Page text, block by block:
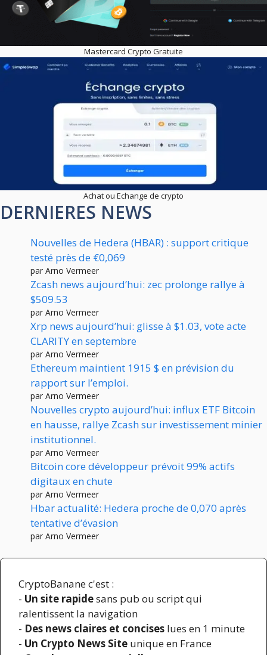
Mastercard Crypto Gratuite
Achat ou Echange de crypto
DERNIERES NEWS
Nouvelles de Hedera (HBAR) : support critique
testé près de €0,069
par Arno Vermeer
Zcash news aujourd’hui: zec prolonge rallye à
$509.53
par Arno Vermeer
Xrp news aujourd’hui: glisse à $1.03, vote acte
CLARITY en septembre
par Arno Vermeer
Ethereum maintient 1915 $ en prévision du
rapport sur l’emploi.
par Arno Vermeer
Nouvelles crypto aujourd’hui: influx ETF Bitcoin
en hausse, rallye Zcash sur investissement minier
institutionnel.
par Arno Vermeer
Bitcoin core développeur prévoit 99% actifs
digitaux en chute
par Arno Vermeer
Hbar actualité: Hedera proche de 0,070 après
tentative d’évasion
par Arno Vermeer
CryptoBanane c'est :
- Un site rapidesans pub ou script qui
ralentissent la navigation
- Des news claires et concises lues en 1 minute
- Un Crypto News Site unique en France